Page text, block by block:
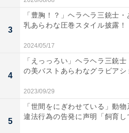
3
「豊胸！？」ヘラヘラ三銃士
乳あらわな圧巻スタイル披露
2024/05/17
4
「えっっろい」ヘラヘラ三銃
の美バストあらわなグラビア
2023/09/29
5
「世間をにぎわせている」動物
違法行為の告発に声明「飼育し